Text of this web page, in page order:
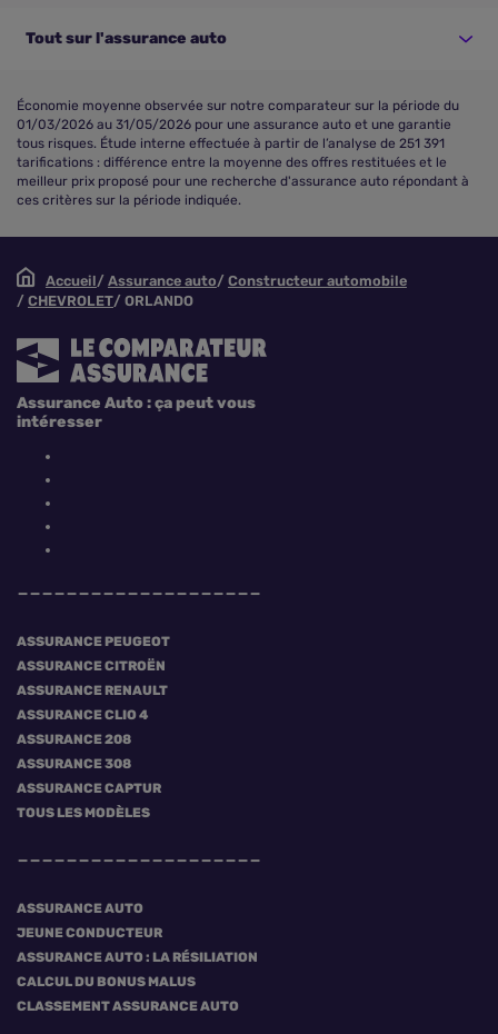
Tout sur l'assurance auto
Économie moyenne observée sur notre comparateur sur la période du
01/03/2026 au 31/05/2026 pour une assurance auto et une garantie
tous risques. Étude interne effectuée à partir de l’analyse de 251 391
tarifications : différence entre la moyenne des offres restituées et le
meilleur prix proposé pour une recherche d'assurance auto répondant à
ces critères sur la période indiquée.
Accueil Assurance auto
Constructeur automobile
CHEVROLET
ORLANDO
ASSURANCE PEUGEOT
ASSURANCE CITROËN
ASSURANCE RENAULT
ASSURANCE CLIO 4
ASSURANCE 208
ASSURANCE 308
ASSURANCE CAPTUR
TOUS LES MODÈLES
ASSURANCE AUTO
JEUNE CONDUCTEUR
ASSURANCE AUTO : LA RÉSILIATION
CALCUL DU BONUS MALUS
CLASSEMENT ASSURANCE AUTO
Assurance Auto : ça peut vous
intéresser